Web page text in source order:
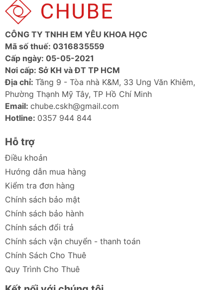
gió.
CÔNG TY TNHH EM YÊU KHOA HỌC
Mã số thuế: 0316835559
Cấp ngày: 05-05-2021
Nơi cấp: Sở KH và ĐT TP HCM
Địa chỉ: Tầng 9 - Tòa nhà K&M, 33 Ung Văn Khiêm,
Phường Thạnh Mỹ Tây, TP Hồ Chí Minh
Email: chube.cskh@gmail.com
Hotline: 0357 944 844
Hỗ trợ
Điều khoản
Hướng dẫn mua hàng
Kiểm tra đơn hàng
Chính sách bảo mật
Chính sách bảo hành
Chính sách đổi trả
Chính sách vận chuyển - thanh toán
Chính Sách Cho Thuê
Quy Trình Cho Thuê